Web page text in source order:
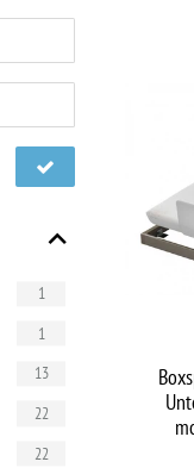
1
1
13
22
22